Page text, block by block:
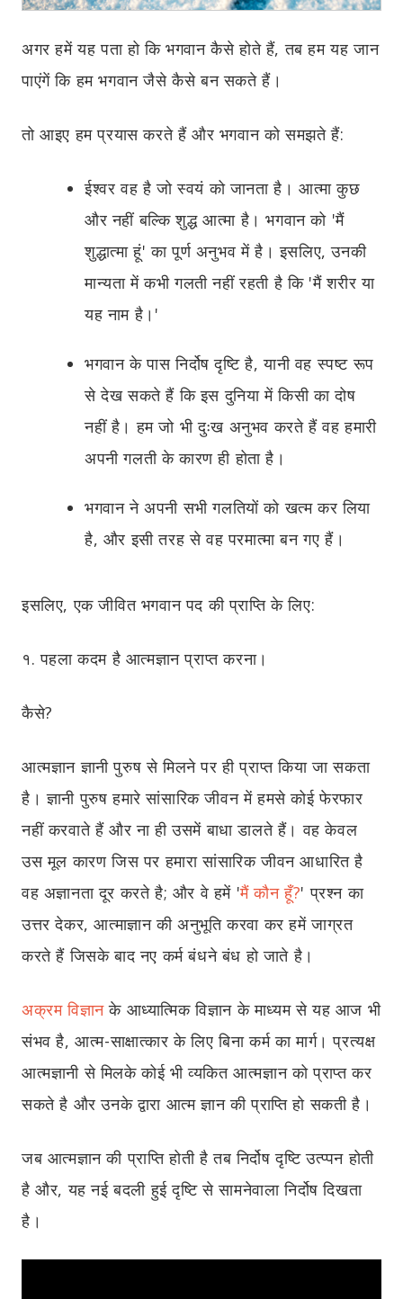
अगर हमें यह पता हो कि भगवान कैसे होते हैं, तब हम यह जान
पाएंगें कि हम भगवान जैसे कैसे बन सकते हैं।
तो आइए हम प्रयास करते हैं और भगवान को समझते हैं:
ईश्वर वह है जो स्वयं को जानता है। आत्मा कुछ
और नहीं बल्कि शुद्ध आत्मा है। भगवान को 'मैं
शुद्धात्मा हूं' का पूर्ण अनुभव में है। इसलिए, उनकी
मान्यता में कभी गलती नहीं रहती है कि 'मैं शरीर या
यह नाम है।'
भगवान के पास निर्दोष दृष्टि है, यानी वह स्पष्ट रूप
से देख सकते हैं कि इस दुनिया में किसी का दोष
नहीं है। हम जो भी दुःख अनुभव करते हैं वह हमारी
अपनी गलती के कारण ही होता है।
भगवान ने अपनी सभी गलतियों को खत्म कर लिया
है, और इसी तरह से वह परमात्मा बन गए हैं।
इसलिए, एक जीवित भगवान पद की प्राप्ति के लिए:
१. पहला कदम है आत्मज्ञान प्राप्त करना।
कैसे?
आत्मज्ञान ज्ञानी पुरुष से मिलने पर ही प्राप्त किया जा सकता
है। ज्ञानी पुरुष हमारे सांसारिक जीवन में हमसे कोई फेरफार
नहीं करवाते हैं और ना ही उसमें बाधा डालते हैं। वह केवल
उस मूल कारण जिस पर हमारा सांसारिक जीवन आधारित है
वह अज्ञानता दूर करते है; और वे हमें 'मैं कौन हूँ?' प्रश्न का
उत्तर देकर, आत्माज्ञान की अनुभूति करवा कर हमें जाग्रत
करते हैं जिसके बाद नए कर्म बंधने बंध हो जाते है।
अक्रम विज्ञानके आध्यात्मिक विज्ञान के माध्यम से यह आज भी
संभव है, आत्म-साक्षात्कार के लिए बिना कर्म का मार्ग। प्रत्यक्ष
आत्मज्ञानी से मिलके कोई भी व्यकित आत्मज्ञान को प्राप्त कर
सकते है और उनके द्वारा आत्म ज्ञान की प्राप्ति हो सकती है।
जब आत्मज्ञान की प्राप्ति होती है तब निर्दोष दृष्टि उत्प्पन होती
है और, यह नई बदली हुई दृष्टि से सामनेवाला निर्दोष दिखता
है।